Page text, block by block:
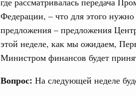
Федерации, – что для этого
предложения – предложения
этой неделе, как мы ожидаем,
Министром финансов будет
Вопрос: На следующей неделе